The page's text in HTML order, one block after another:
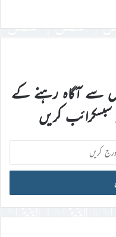
سے آگاہ رہنے کے
سبسکرائب کریں